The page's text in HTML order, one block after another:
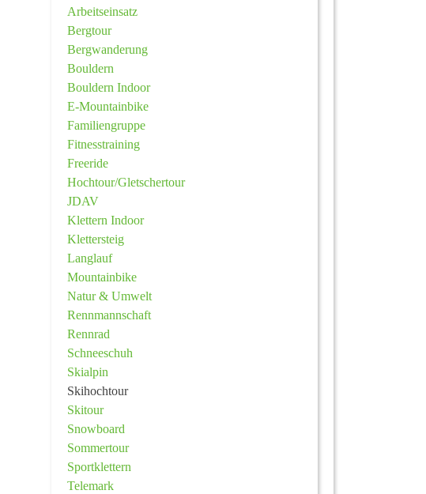
Arbeitseinsatz
Bergtour
Bergwanderung
Bouldern
Bouldern Indoor
E-Mountainbike
Familiengruppe
Fitnesstraining
Freeride
Hochtour/Gletschertour
JDAV
Klettern Indoor
Klettersteig
Langlauf
Mountainbike
Natur & Umwelt
Rennmannschaft
Rennrad
Schneeschuh
Skialpin
Skihochtour
Skitour
Snowboard
Sommertour
Sportklettern
Telemark